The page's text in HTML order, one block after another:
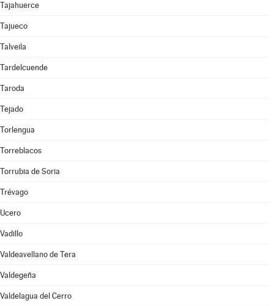
Tajahuerce
Tajueco
Talveila
Tardelcuende
Taroda
Tejado
Torlengua
Torreblacos
Torrubia de Soria
Trévago
Ucero
Vadillo
Valdeavellano de Tera
Valdegeña
Valdelagua del Cerro